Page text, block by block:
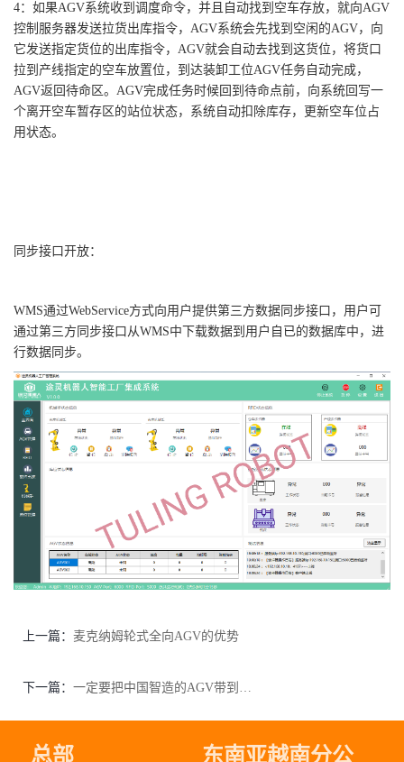
4：如果AGV系统收到调度命令，并且自动找到空车存放，就向AGV
控制服务器发送拉货出库指令，AGV系统会先找到空闲的AGV，向
它发送指定货位的出库指令，AGV就会自动去找到这货位，将货口
拉到产线指定的空车放置位，到达装卸工位AGV任务自动完成，
AGV返回待命区。AGV完成任务时候回到待命点前，向系统回写一
个离开空车暂存区的站位状态，系统自动扣除库存，更新空车位占
用状态。
同步接口开放：
WMS通过WebService方式向用户提供第三方数据同步接口，用户可
通过第三方同步接口从WMS中下载数据到用户自已的数据库中，进
行数据同步。
上一篇： 麦克纳姆轮式全向AGV的优势
下一篇： 一定要把中国智造的AGV带到海外服务
总部 东南亚越南分公